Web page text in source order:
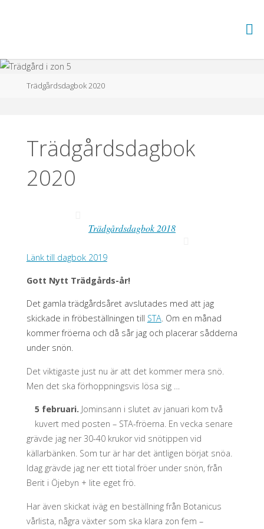
I ZON 5
Hem
Trädgårdsdagbok 2020
Trädgårdsdagbok
2020
Trädgårdsdagbok 2018
Länk till dagbok 2019
Gott Nytt Trädgårds-år!
Det gamla trädgårdsåret avslutades med att jag
skickade in fröbeställningen till STA. Om en månad
kommer fröerna och då sår jag och placerar sådderna
under snön.
Det viktigaste just nu är att det kommer mera snö.
Men det ska förhoppningsvis lösa sig …
5 februari. Jominsann i slutet av januari kom två
kuvert med posten – STA-fröerna. En vecka senare
grävde jag ner 30-40 krukor vid snötippen vid
källarbänken. Som tur är har det äntligen börjat snöa.
Idag grävde jag ner ett tiotal fröer under snön, från
Berit i Öjebyn + lite eget frö.
Har även skickat iväg en beställning från Botanicus
vårlista, några växter som ska klara zon fem –